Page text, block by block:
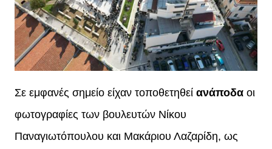
Σε εμφανές σημείο είχαν τοποθετηθεί ανάποδα οι
φωτογραφίες των βουλευτών Νίκου
Παναγιωτόπουλου και Μακάριου Λαζαρίδη, ως